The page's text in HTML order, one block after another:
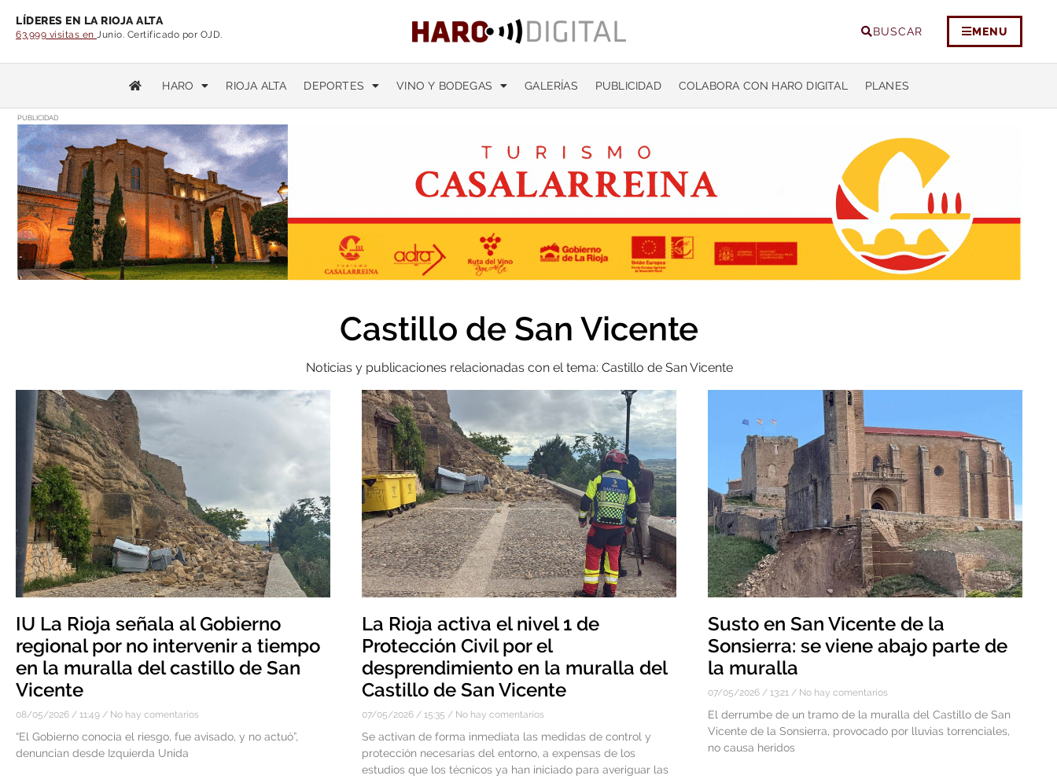
LÍDERES EN LA RIOJA ALTA
63.999 visitas en Junio. Certificado por OJD. BUSCAR MENU
HARO RIOJA ALTA DEPORTES VINO Y BODEGAS GALERÍAS PUBLICIDAD COLABORA CON HARO DIGITAL PLANES
PUBLICIDAD
Castillo de San Vicente
Noticias y publicaciones relacionadas con el tema: Castillo de San Vicente
IU La Rioja señala al Gobierno
regional por no intervenir a tiempo
en la muralla del castillo de San
Vicente
08/05/2026 11:49 No hay comentarios
“El Gobierno conocía el riesgo, fue avisado, y no actuó”,
denuncian desde Izquierda Unida
La Rioja activa el nivel 1 de
Protección Civil por el
desprendimiento en la muralla del
Castillo de San Vicente
07/05/2026 15:35 No hay comentarios
Se activan de forma inmediata las medidas de control y
protección necesarias del entorno, a expensas de los
estudios que los técnicos ya han iniciado para averiguar las
Susto en San Vicente de la
Sonsierra: se viene abajo parte de
la muralla
07/05/2026 13:21 No hay comentarios
El derrumbe de un tramo de la muralla del Castillo de San
Vicente de la Sonsierra, provocado por lluvias torrenciales,
no causa heridos